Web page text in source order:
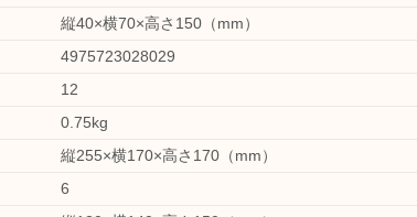
縦40×横70×高さ150（mm）
4975723028029
12
0.75kg
縦255×横170×高さ170（mm）
6